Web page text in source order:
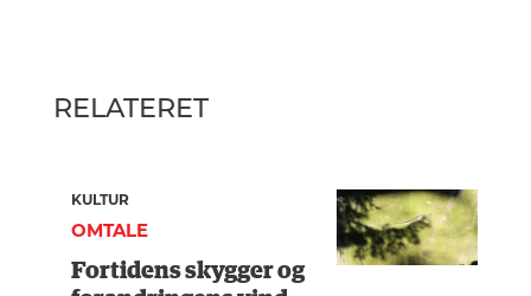
RELATERET
KULTUR
OMTALE
Fortidens skygger og